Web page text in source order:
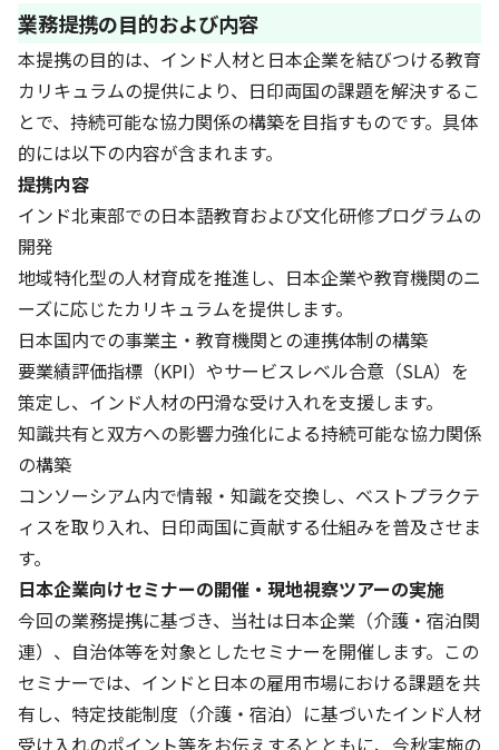
業務提携の目的および内容
本提携の目的は、インド人材と日本企業を結びつける教育
カリキュラムの提供により、日印両国の課題を解決するこ
とで、持続可能な協力関係の構築を目指すものです。具体
的には以下の内容が含まれます。
提携内容
インド北東部での日本語教育および文化研修プログラムの
開発
地域特化型の人材育成を推進し、日本企業や教育機関のニ
ーズに応じたカリキュラムを提供します。
日本国内での事業主・教育機関との連携体制の構築
要業績評価指標（KPI）やサービスレベル合意（SLA）を
策定し、インド人材の円滑な受け入れを支援します。
知識共有と双方への影響力強化による持続可能な協力関係
の構築
コンソーシアム内で情報・知識を交換し、ベストプラクテ
ィスを取り入れ、日印両国に貢献する仕組みを普及させま
す。
日本企業向けセミナーの開催・現地視察ツアーの実施
今回の業務提携に基づき、当社は日本企業（介護・宿泊関
連）、自治体等を対象としたセミナーを開催します。この
セミナーでは、インドと日本の雇用市場における課題を共
有し、特定技能制度（介護・宿泊）に基づいたインド人材
受け入れのポイント等をお伝えするとともに、今秋実施の